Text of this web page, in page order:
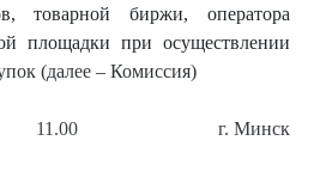
товарной биржи, оператора
площадки при осуществлении
(далее – Комиссия)
11.00 г. Минск